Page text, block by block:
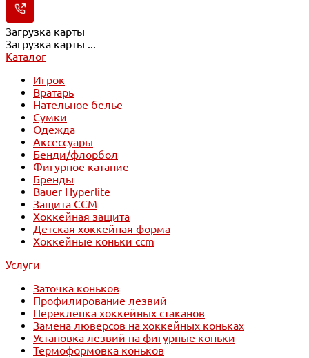
Загрузка карты
Загрузка карты ...
Каталог
Игрок
Вратарь
Нательное белье
Сумки
Одежда
Аксессуары
Бенди/флорбол
Фигурное катание
Бренды
Bauer Hyperlite
Защита CCM
Хоккейная защита
Детская хоккейная форма
Хоккейные коньки ccm
Услуги
Заточка коньков
Профилирование лезвий
Переклепка хоккейных стаканов
Замена люверсов на хоккейных коньках
Установка лезвий на фигурные коньки
Термоформовка коньков